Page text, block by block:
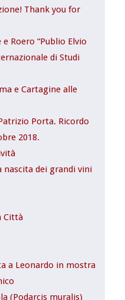
Thank you for
Roero “Publio Elvio
di Studi
e Cartagine alle
Porta. Ricordo
2018.
dei grandi vini
Città
a Leonardo in mostra
(Podarcis muralis)